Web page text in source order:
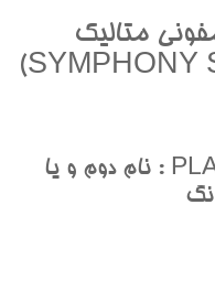
متاليک
PLATINUM SILVER : نام دوم و يا